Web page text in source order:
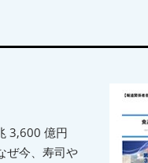
3,600 億円
ぜ今、寿司や